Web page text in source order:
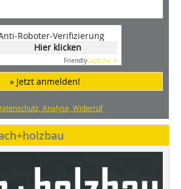
Roboter-Verifizierung
Hier klicken
FriendlyCaptcha ⇗
» Jetzt anmelden!
Analyse, Widerruf